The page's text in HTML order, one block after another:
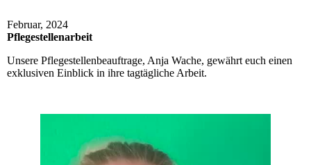
Februar, 2024
Pflegestellenarbeit
Unsere Pflegestellenbeauftrage, Anja Wache, gewährt euch einen
exklusiven Einblick in ihre tagtägliche Arbeit.